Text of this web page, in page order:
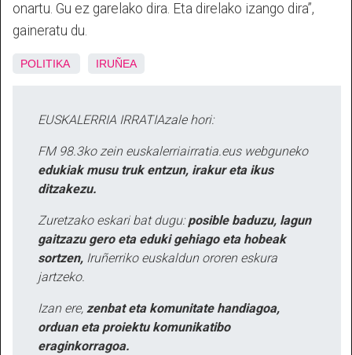
onartu. Gu ez garelako dira. Eta direlako izango dira”,
gaineratu du.
POLITIKA IRUÑEA
EUSKALERRIA IRRATIAzale hori:
FM 98.3ko zein euskalerriairratia.eus webguneko
edukiak musu truk entzun, irakur eta ikus
ditzakezu.
Zuretzako eskari bat dugu: posible baduzu, lagun
gaitzazu gero eta eduki gehiago eta hobeak
sortzen, Iruñerriko euskaldun ororen eskura
jartzeko.
Izan ere, zenbat eta komunitate handiagoa,
orduan eta proiektu komunikatibo
eraginkorragoa.